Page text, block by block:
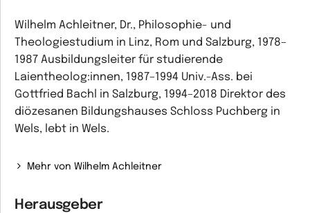
Wilhelm Achleitner, Dr., Philosophie- und
Theologiestudium in Linz, Rom und Salzburg, 1978–
1987 Ausbildungsleiter für studierende
Laientheolog:innen, 1987–1994 Univ.-Ass. bei
Gottfried Bachl in Salzburg, 1994–2018 Direktor des
diözesanen Bildungshauses Schloss Puchberg in
Wels, lebt in Wels.
Mehr von Wilhelm Achleitner
Herausgeber